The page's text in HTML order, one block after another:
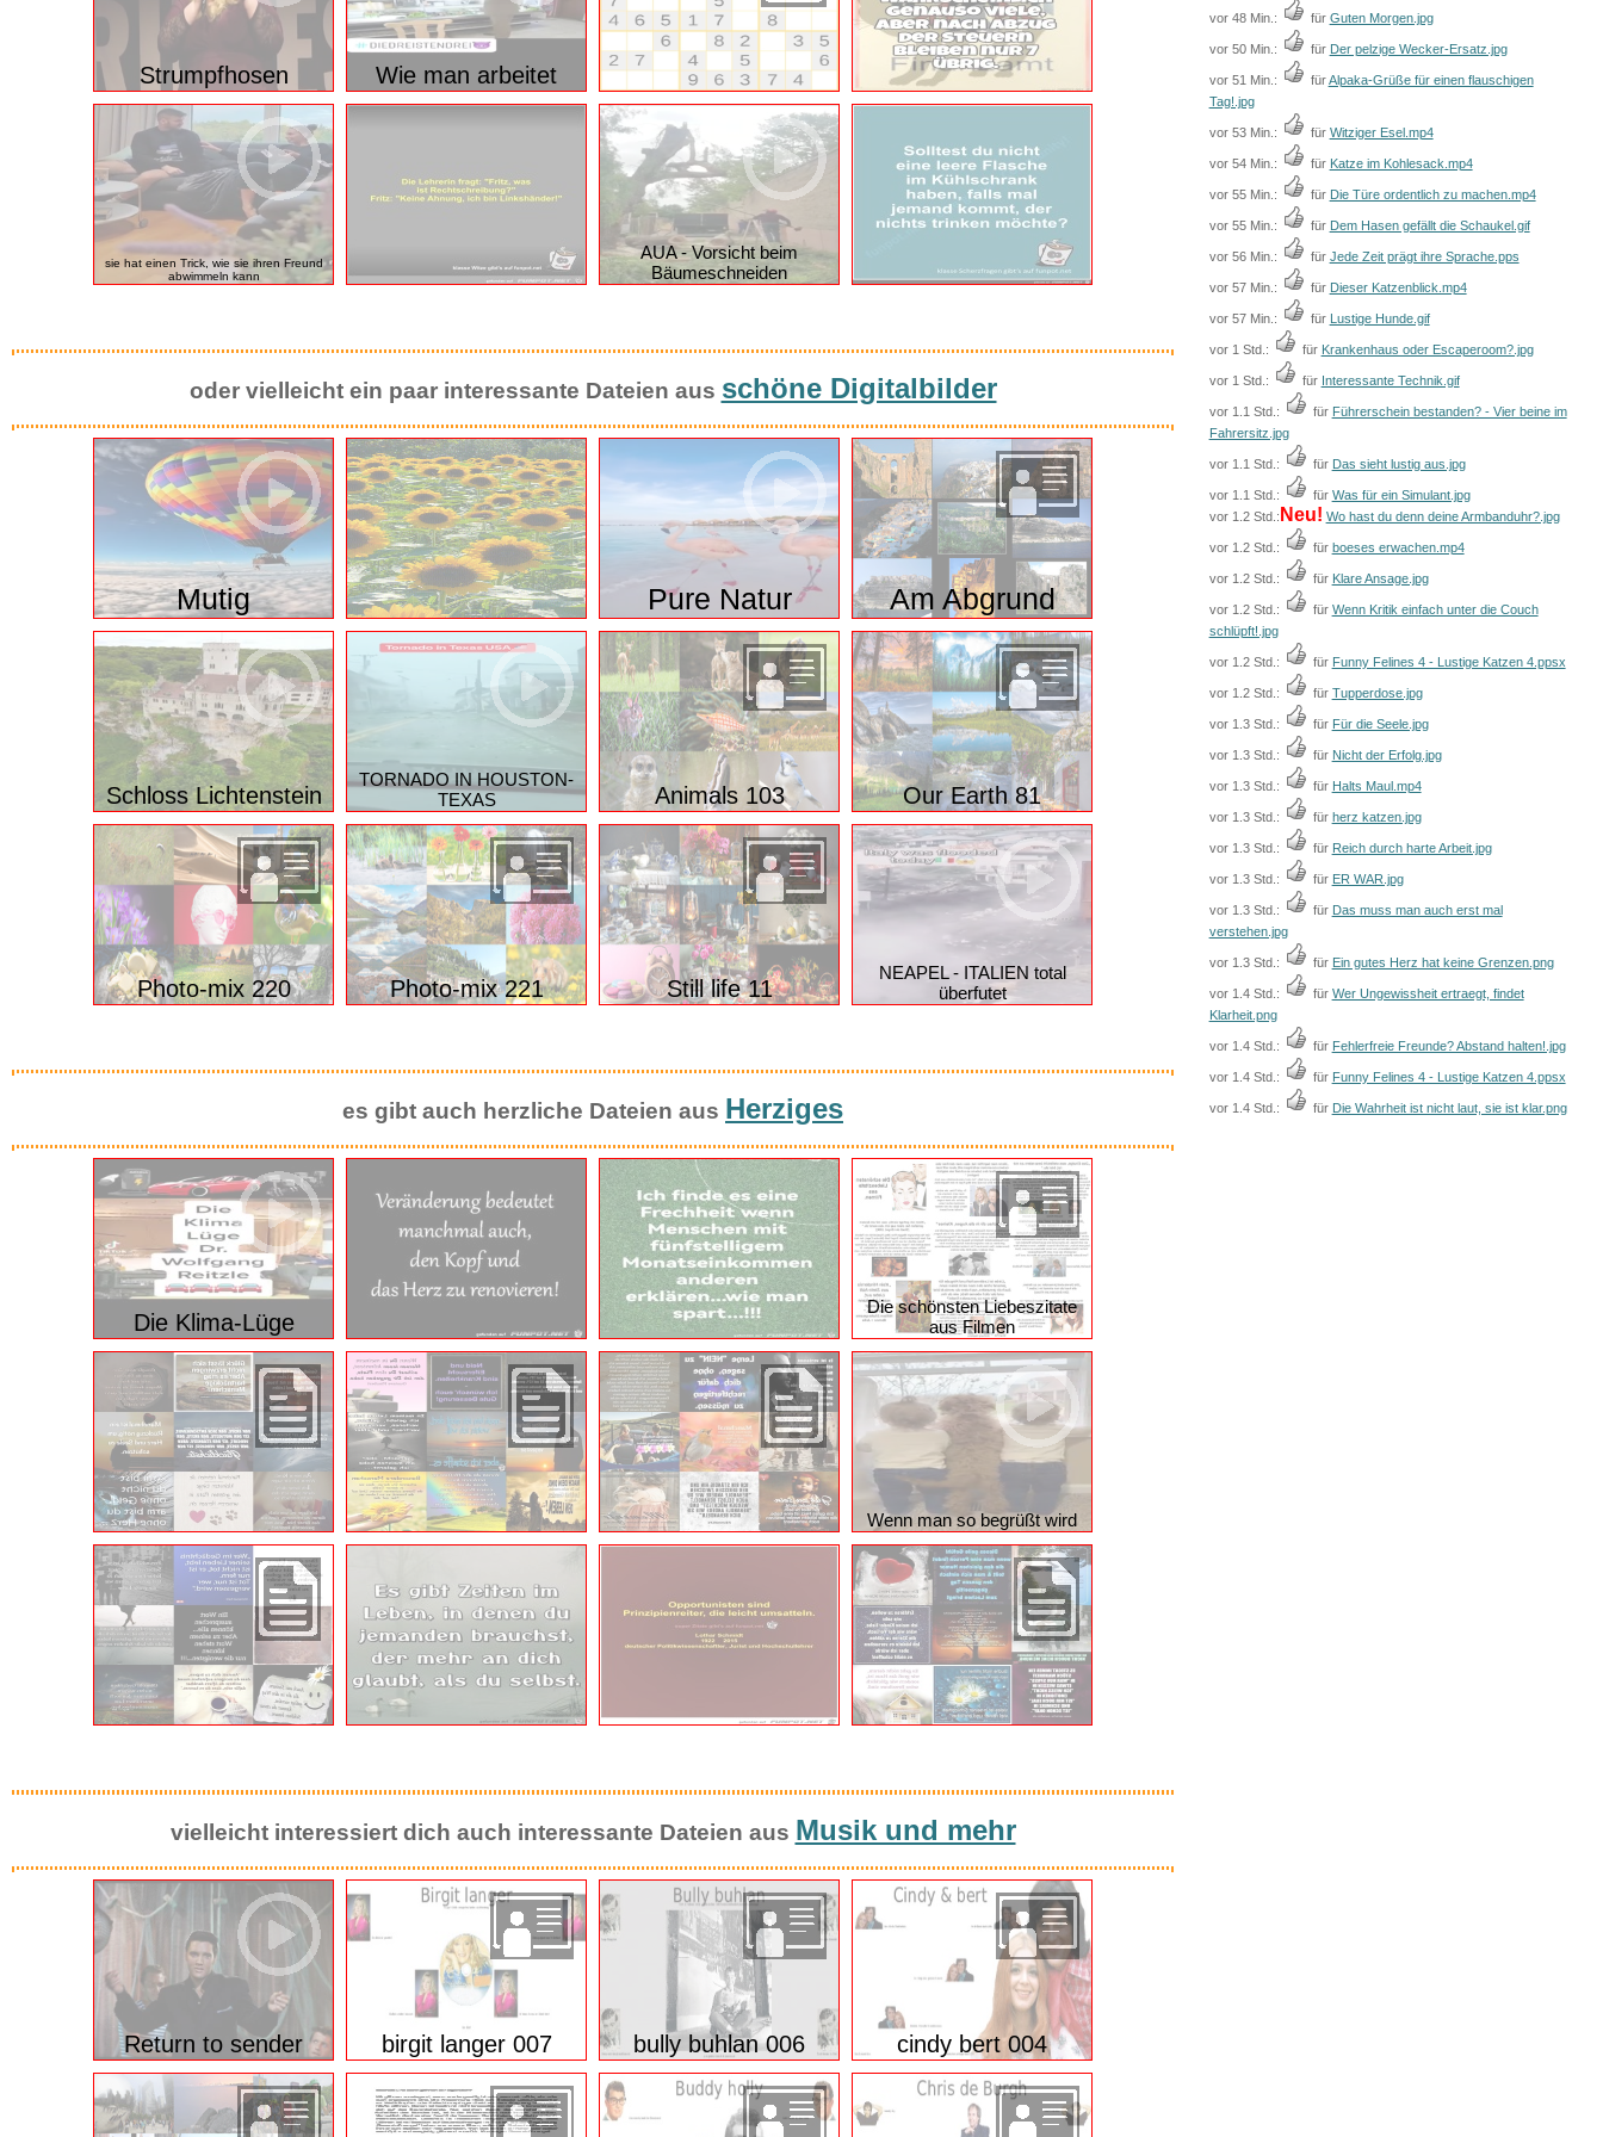
vor 48 Min.: für Guten Morgen.jpg
vor 50 Min.: für Der pelzige Wecker-Ersatz.jpg
vor 51 Min.: fürAlpaka-Grüße für einen flauschigen
Tag!.jpg
vor 53 Min.: für Witziger Esel.mp4
vor 54 Min.: für Katze im Kohlesack.mp4
vor 55 Min.: für Die Türe ordentlich zu machen.mp4
vor 55 Min.: für Dem Hasen gefällt die Schaukel.gif
vor 56 Min.: für Jede Zeit prägt ihre Sprache.pps
vor 57 Min.: für Dieser Katzenblick.mp4
vor 57 Min.: für Lustige Hunde.gif
vor 1 Std.: für Krankenhaus oder Escaperoom?.jpg
vor 1 Std.: für Interessante Technik.gif
vor 1.1 Std.: für Führerschein bestanden? - Vier beine im
Fahrersitz.jpg
vor 1.1 Std.: für Das sieht lustig aus.jpg
vor 1.1 Std.: für Was für ein Simulant.jpg
vor 1.2 Std.: Neu! Wo hast du denn deine Armbanduhr?.jpg
vor 1.2 Std.: für boeses erwachen.mp4
vor 1.2 Std.: für Klare Ansage.jpg
vor 1.2 Std.: für Wenn Kritik einfach unter die Couch
schlüpft!.jpg
vor 1.2 Std.: für Funny Felines 4 - Lustige Katzen 4.ppsx
vor 1.2 Std.: für Tupperdose.jpg
vor 1.3 Std.: für Für die Seele.jpg
vor 1.3 Std.: für Nicht der Erfolg.jpg
vor 1.3 Std.: für Halts Maul.mp4
vor 1.3 Std.: für herz katzen.jpg
vor 1.3 Std.: für Reich durch harte Arbeit.jpg
vor 1.3 Std.: für ER WAR.jpg
vor 1.3 Std.: für Das muss man auch erst mal
verstehen.jpg
vor 1.3 Std.: für Ein gutes Herz hat keine Grenzen.png
vor 1.4 Std.: für Wer Ungewissheit ertraegt, findet
Klarheit.png
vor 1.4 Std.: für Fehlerfreie Freunde? Abstand halten!.jpg
vor 1.4 Std.: für Funny Felines 4 - Lustige Katzen 4.ppsx
vor 1.4 Std.: für Die Wahrheit ist nicht laut, sie ist klar.png
Strumpfhosen Wie man arbeitet
sie hat einen Trick, wie sie ihren Freund
abwimmeln kann
AUA - Vorsicht beim
Bäumeschneiden
oder vielleicht ein paar interessante Dateien aus schöne Digitalbilder
Mutig Pure Natur Am Abgrund
Schloss Lichtenstein
TORNADO IN HOUSTON-
TEXAS
Animals 103 Our Earth 81
Photo-mix 220 Photo-mix 221 Still life 11
NEAPEL - ITALIEN total
überfutet
es gibt auch herzliche Dateien aus Herziges
Die Klima-Lüge
Die schönsten Liebeszitate
aus Filmen
Wenn man so begrüßt wird
vielleicht interessiert dich auch interessante Dateien aus Musik und mehr
Return to sender birgit langer 007 bully buhlan 006 cindy bert 004